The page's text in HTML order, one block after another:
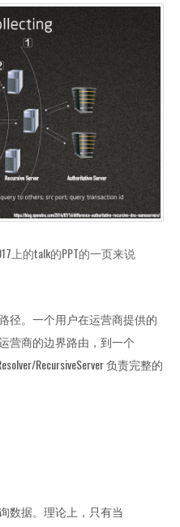
上的talk的PPT的一页来说
径。一个用户在运营商提供的
营商的边界路由，到一个
RecursiveServer 负责完整的
数据。理论上，只有当